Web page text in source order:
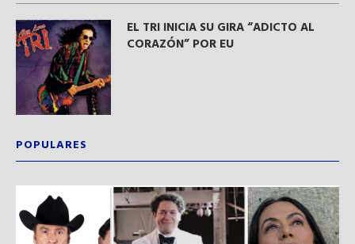
EL TRI INICIA SU GIRA “ADICTO AL
CORAZÓN” POR EU
POPULARES